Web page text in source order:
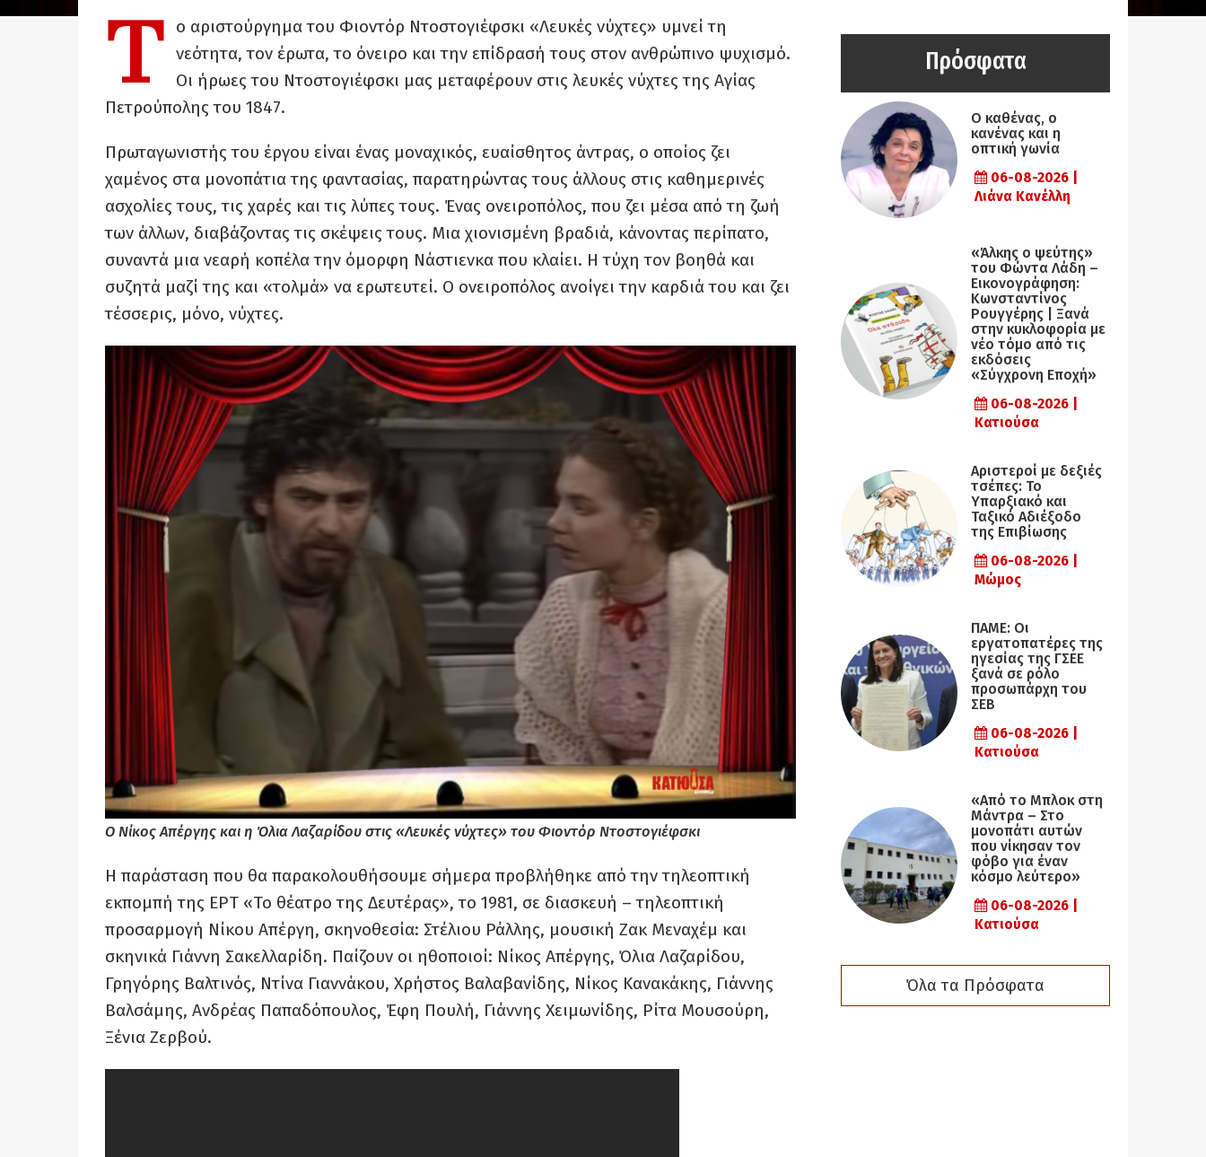
Τ
ο αριστούργημα του Φιοντόρ Ντοστογιέφσκι «Λευκές νύχτες» υμνεί τη
νεότητα, τον έρωτα, το όνειρο και την επίδρασή τους στον ανθρώπινο ψυχισμό.
Οι ήρωες του Ντοστογιέφσκι μας μεταφέρουν στις λευκές νύχτες της Αγίας
Πετρούπολης του 1847.
Πρωταγωνιστής του έργου είναι ένας μοναχικός, ευαίσθητος άντρας, ο οποίος ζει
χαμένος στα μονοπάτια της φαντασίας, παρατηρώντας τους άλλους στις καθημερινές
ασχολίες τους, τις χαρές και τις λύπες τους. Ένας ονειροπόλος, που ζει μέσα από τη ζωή
των άλλων, διαβάζοντας τις σκέψεις τους. Μια χιονισμένη βραδιά, κάνοντας περίπατο,
συναντά μια νεαρή κοπέλα την όμορφη Νάστιενκα που κλαίει. Η τύχη τον βοηθά και
συζητά μαζί της και «τολμά» να ερωτευτεί. Ο ονειροπόλος ανοίγει την καρδιά του και ζει
τέσσερις, μόνο, νύχτες.
Ο Νίκος Απέργης και η Όλια Λαζαρίδου στις «Λευκές νύχτες» του Φιοντόρ Ντοστογιέφσκι
Η παράσταση που θα παρακολουθήσουμε σήμερα προβλήθηκε από την τηλεοπτική
εκπομπή της ΕΡΤ «Το θέατρο της Δευτέρας», το 1981, σε διασκευή – τηλεοπτική
προσαρμογή Νίκου Απέργη, σκηνοθεσία: Στέλιου Ράλλης, μουσική Ζακ Μεναχέμ και
σκηνικά Γιάννη Σακελλαρίδη. Παίζουν οι ηθοποιοί: Νίκος Απέργης, Όλια Λαζαρίδου,
Γρηγόρης Βαλτινός, Ντίνα Γιαννάκου, Χρήστος Βαλαβανίδης, Νίκος Κανακάκης, Γιάννης
Βαλσάμης, Ανδρέας Παπαδόπουλος, Έφη Πουλή, Γιάννης Χειμωνίδης, Ρίτα Μουσούρη,
Ξένια Ζερβού.
Πρόσφατα
Ο καθένας, ο
κανένας και η
οπτική γωνία
06-08-2026 |
Λιάνα Κανέλλη
«Άλκης ο ψεύτης»
του Φώντα Λάδη –
Εικονογράφηση:
Κωνσταντίνος
Ρουγγέρης | Ξανά
στην κυκλοφορία με
νέο τόμο από τις
εκδόσεις
«Σύγχρονη Εποχή»
06-08-2026 |
Κατιούσα
Αριστεροί με δεξιές
τσέπες: Το
Υπαρξιακό και
Ταξικό Αδιέξοδο
της Επιβίωσης
06-08-2026 |
Μώμος
ΠΑΜΕ: Οι
εργατοπατέρες της
ηγεσίας της ΓΣΕΕ
ξανά σε ρόλο
προσωπάρχη του
ΣΕΒ
06-08-2026 |
Κατιούσα
«Από το Μπλοκ στη
Μάντρα – Στο
μονοπάτι αυτών
που νίκησαν τον
φόβο για έναν
κόσμο λεύτερο»
06-08-2026 |
Κατιούσα
Όλα τα Πρόσφατα